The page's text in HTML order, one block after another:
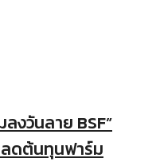
งวันลาย BSF”
ลดต้นทุนฟาร์ม